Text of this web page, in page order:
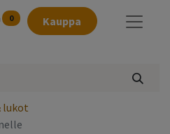
0 Kauppa
lukot